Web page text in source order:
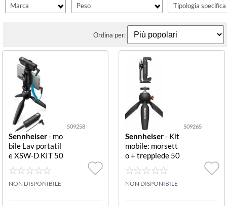
Marca
Peso Tipologia specifica
Ordina per:
509258
Sennheiser- mo
bile Lav portatil
e XSW-D KIT 50
9258 KIT PORT
ATILE LAV POR
TATILE XSW-D I
NON DISPONIBILE
509265
Sennheiser- Kit
mobile: morsett
o + treppiede 50
9265 Mobile Kit
NON DISPONIBILE